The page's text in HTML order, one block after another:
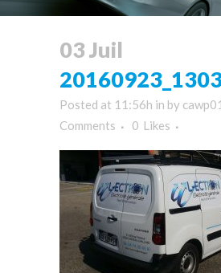
03 Juil
Posted at 11:56h in by cawp01
Comments
0 Likes